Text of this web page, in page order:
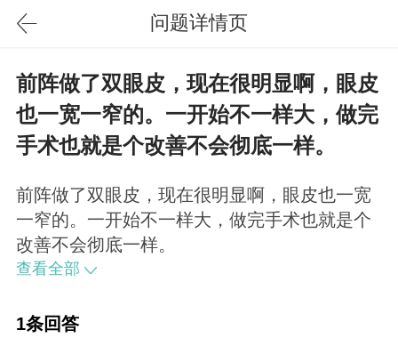
问题详情页
前阵做了双眼皮，现在很明显啊，眼皮
也一宽一窄的。一开始不一样大，做完
手术也就是个改善不会彻底一样。
前阵做了双眼皮，现在很明显啊，眼皮也一宽
一窄的。一开始不一样大，做完手术也就是个
改善不会彻底一样。
查看全部
1条回答